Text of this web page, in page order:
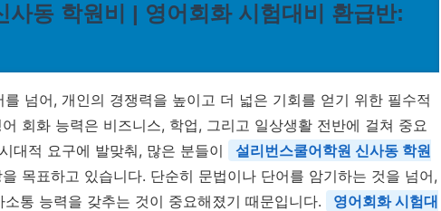
사동 학원비 | 영어회화 시험대비 환급반:
넘어, 개인의 경쟁력을 높이고 더 넓은 기회를 얻기 위한 필수적
회화 능력은 비즈니스, 학업, 그리고 일상생활 전반에 걸쳐 중요
대적 요구에 발맞춰, 많은 분들이
설리번스쿨어학원 신사동 학원
목표하고 있습니다. 단순히 문법이나 단어를 암기하는 것을 넘어,
통 능력을 갖추는 것이 중요해졌기 때문입니다.
영어회화 시험대